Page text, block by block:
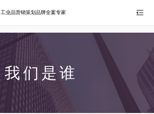
工业品营销策划品牌全案专家
我们是谁